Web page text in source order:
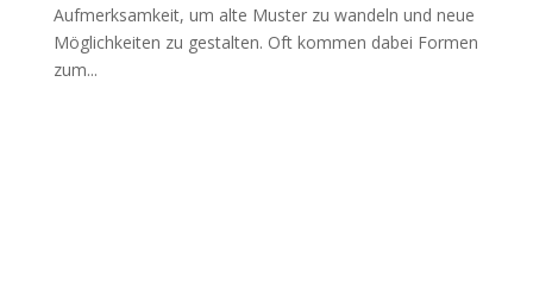
Aufmerksamkeit, um alte Muster zu wandeln und neue
Möglichkeiten zu gestalten. Oft kommen dabei Formen
zum...